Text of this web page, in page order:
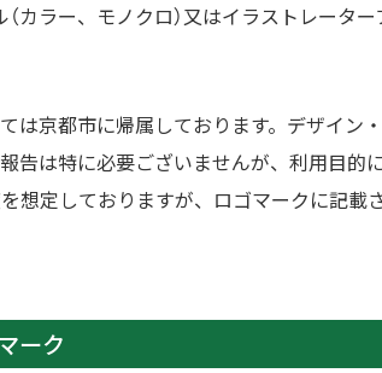
カラー、モノクロ）又はイラストレーター
は京都市に帰属しております。デザイン
告は特に必要ございませんが、利用目的
想定しておりますが、ロゴマークに記
ーク